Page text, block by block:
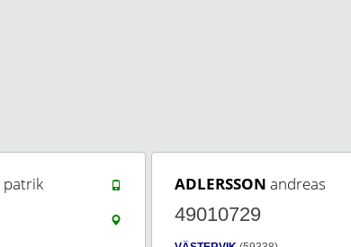
patrik ADLERSSON andreas
49010729